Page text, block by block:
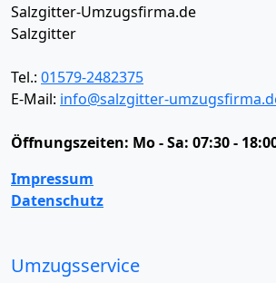
Salzgitter-Umzugsfirma.de
Salzgitter
Tel.: 01579-2482375
E-Mail: info@salzgitter-
Öffnungszeiten: Mo - Sa: 07:30 -
Impressum
Datenschutz
Umzugsservice